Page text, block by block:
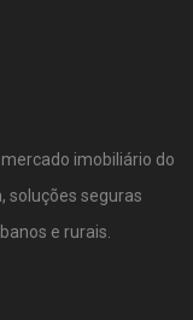
imobiliário do
soluções seguras
e rurais.